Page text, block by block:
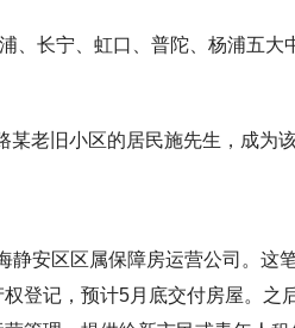
、长宁、虹口、普陀、杨浦五大
某老旧小区的居民施先生，成为
静安区区属保障房运营公司。这
登记，预计5月底交付房屋。之